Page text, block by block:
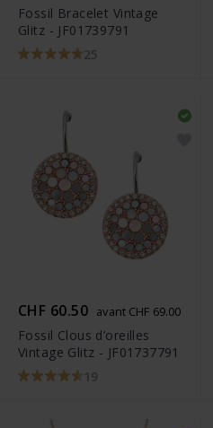
Fossil Bracelet Vintage
Glitz - JF01739791
25
CHF 60.50 avant CHF 69.00
Fossil Clous d’oreilles
Vintage Glitz - JF01737791
19